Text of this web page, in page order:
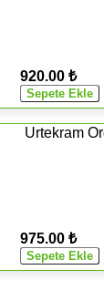
920.00 ₺
Urtekram
975.00 ₺